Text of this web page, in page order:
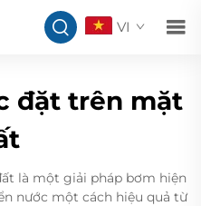
VI
đặt trên mặt
là một giải pháp bơm hiện
nước một cách hiệu quả từ